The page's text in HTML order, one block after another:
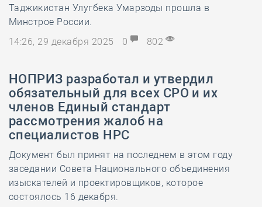
Таджикистан Улугбека Умарзоды прошла в
Минстрое России.
14:26, 29 декабря 2025
0 802
НОПРИЗ разработал и утвердил
обязательный для всех СРО и их
членов Единый стандарт
рассмотрения жалоб на
специалистов НРС
Документ был принят на последнем в этом году
заседании Совета Национального объединения
изыскателей и проектировщиков, которое
состоялось 16 декабря.